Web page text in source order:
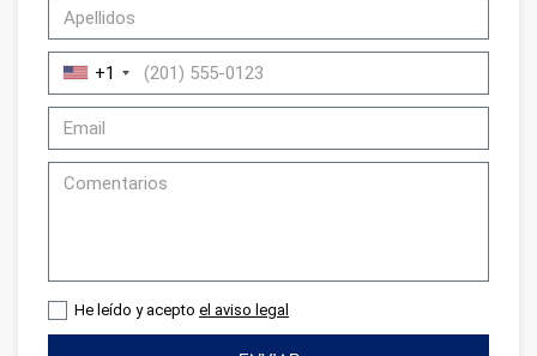
+1
He leído y acepto el aviso legal